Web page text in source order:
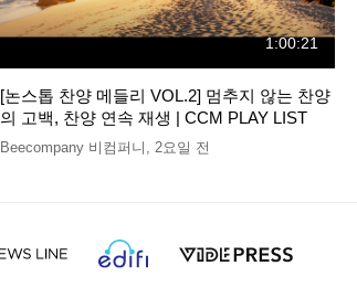
1:00:21
[논스톱 찬양 메들리 VOL.2] 멈추지 않는 찬양
의 고백, 찬양 연속 재생 | CCM PLAY LIST
Beecompany 비컴퍼니 2요일 전